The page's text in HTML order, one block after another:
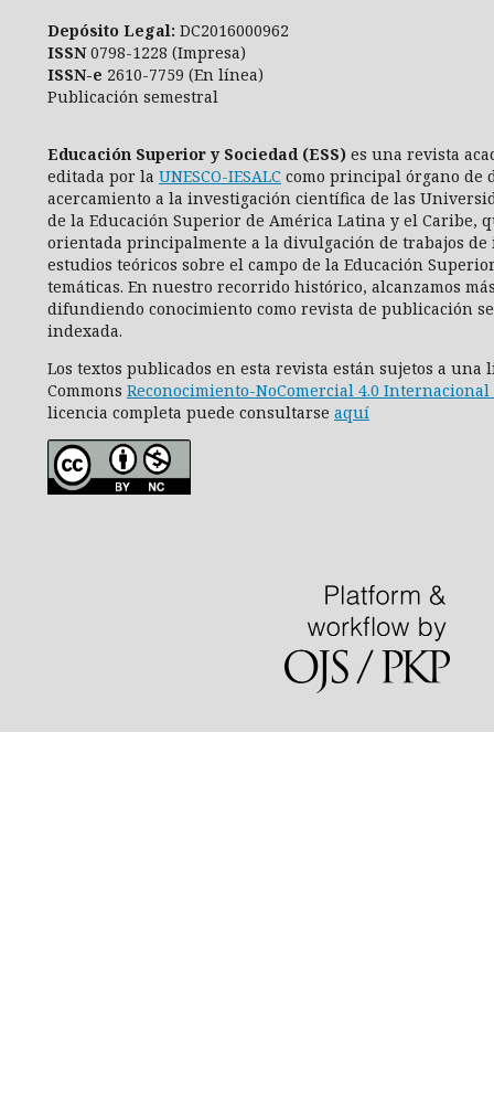
Depósito Legal: DC2016000962
ISSN0798-1228 (Impresa)
ISSN-e 2610-7759 (En línea)
Publicación semestral
Educación Superior y Sociedad (ESS) es una revista
editada por la UNESCO-IESALC como principal órgano de
acercamiento a la investigación científica de las
de la Educación Superior de América Latina y el Caribe,
orientada principalmente a la divulgación de trabajos de
estudios teóricos sobre el campo de la Educación
temáticas. En nuestro recorrido histórico, alcanzamos
difundiendo conocimiento como revista de publicación
indexada.
Los textos publicados en esta revista están sujetos a una
Commons Reconocimiento-NoComercial 4.0 Internacional
licencia completa puede consultarse aquí